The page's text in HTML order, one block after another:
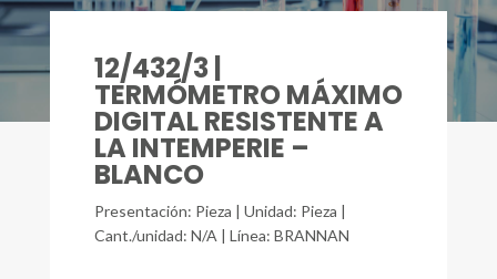
12/432/3 |
TERMÓMETRO MÁXIMO
DIGITAL RESISTENTE A
LA INTEMPERIE –
BLANCO
Presentación: Pieza | Unidad: Pieza |
Cant./unidad: N/A | Línea: BRANNAN